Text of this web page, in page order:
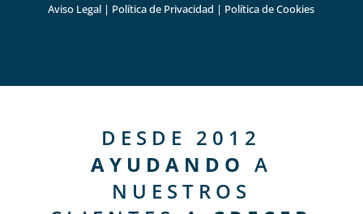
Aviso Legal | Política de Privacidad | Política de Cookies
DESDE 2012
AYUDANDO A
NUESTROS